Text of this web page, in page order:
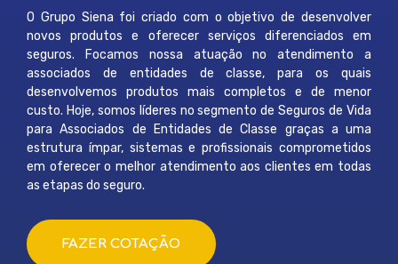
O Grupo Siena foi criado com o objetivo de desenvolver
novos produtos e oferecer serviços diferenciados em
seguros. Focamos nossa atuação no atendimento a
associados de entidades de classe, para os quais
desenvolvemos produtos mais completos e de menor
custo. Hoje, somos líderes no segmento de Seguros de Vida
para Associados de Entidades de Classe graças a uma
estrutura ímpar, sistemas e profissionais comprometidos
em oferecer o melhor atendimento aos clientes em todas
as etapas do seguro.
FAZER COTAÇÃO